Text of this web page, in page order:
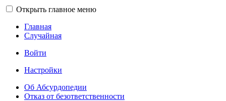
Открыть главное меню
Главная
Случайная
Войти
Настройки
Об Абсурдопедии
Отказ от безответственности